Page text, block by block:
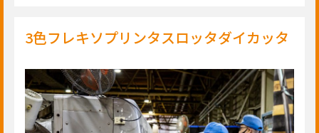
3色フレキソプリンタスロッタダイカッタ